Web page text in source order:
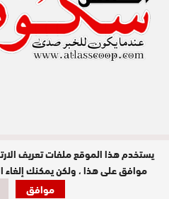
مدير النشر : عبد الله عزي / جميع الحقوق
محفوظة © 2026
تصميم وبرمجة
يستخدم هذا الموقع ملفات تعريف
موافق على هذا ، ولكن يمكنك
موافق